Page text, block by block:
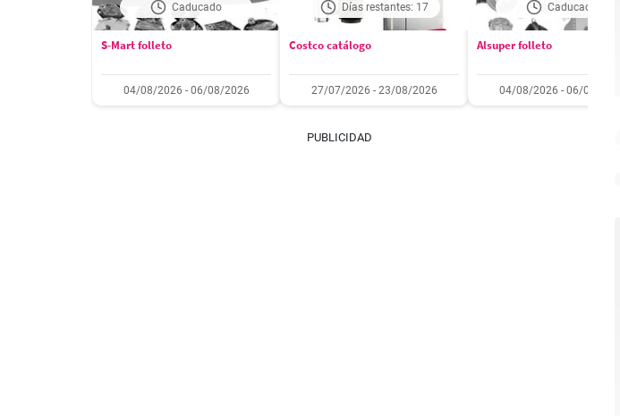
Caducado
S-Mart folleto
04/08/2026 - 06/08/2026
Días restantes: 17
Costco catálogo
27/07/2026 - 23/08/2026
Caducado
Alsuper folleto
04/08/2026 - 06/08/2026
PUBLICIDAD